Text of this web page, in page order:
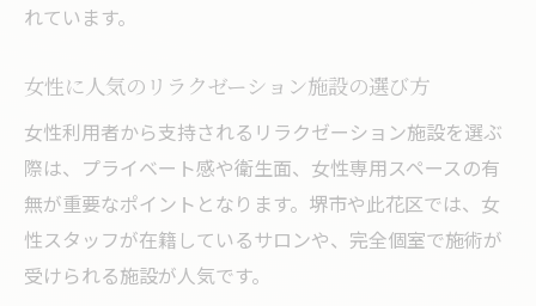
れています。
女性に人気のリラクゼーション施設の選び方
女性利用者から支持されるリラクゼーション施設を選ぶ
際は、プライベート感や衛生面、女性専用スペースの有
無が重要なポイントとなります。堺市や此花区では、女
性スタッフが在籍しているサロンや、完全個室で施術が
受けられる施設が人気です。